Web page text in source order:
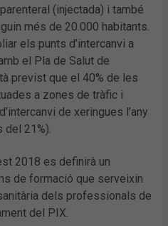
(injectada) i també
més de 20.000 habitants.
els punts d’intercanvi a
el Pla de Salut de
previst que el 40% de les
a zones de tràfic i
de xeringues l’any
del 21%).
2018 es definirà un
de formació que serveixin
dels professionals de
del PIX.